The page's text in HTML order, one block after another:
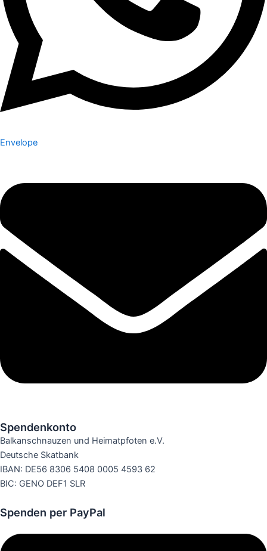
Envelope
Spendenkonto
Balkanschnauzen und Heimatpfoten e.V.
Deutsche Skatbank
IBAN: DE56 8306 5408 0005 4593 62
BIC: GENO DEF1 SLR
Spenden per PayPal